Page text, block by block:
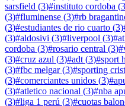
sarsfield (3)#instituto cordoba (3
(3)#fluminense (3)#rb
(3)#estudiantes de rio cuarto (3)
(3)#aldosivi (3)#liverpool (3)#
cordoba (3)#rosario central (3)#
(3)#cruz azul (3)#adt (3)#sport
(3)#fbc melgar(3)#sporting
(3)#comerciantes unidos (3)#
(3)#atletico nacional (3)#nba
(3)#liga 1 perú (3)#cuotas